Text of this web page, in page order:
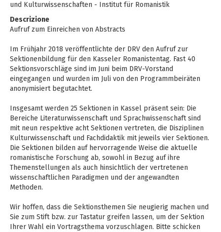
und Kulturwissenschaften - Institut für Romanistik
Descrizione
Aufruf zum Einreichen von Abstracts
Im Frühjahr 2018 veröffentlichte der DRV den Aufruf zur
Sektionenbildung für den Kasseler Romanistentag. Fast 40
Sektionsvorschläge sind im Juni beim DRV-Vorstand
eingegangen und wurden im Juli von den Programmbeiräten
anonymisiert begutachtet.
Insgesamt werden 25 Sektionen in Kassel präsent sein: Die
Bereiche Literaturwissenschaft und Sprachwissenschaft sind
mit neun respektive acht Sektionen vertreten, die Disziplinen
Kulturwissenschaft und Fachdidaktik mit jeweils vier Sektionen.
Die Sektionen bilden auf hervorragende Weise die aktuelle
romanistische Forschung ab, sowohl in Bezug auf ihre
Themenstellungen als auch hinsichtlich der vertretenen
wissenschaftlichen Paradigmen und der angewandten
Methoden.
Wir hoffen, dass die Sektionsthemen Sie neugierig machen und
Sie zum Stift bzw. zur Tastatur greifen lassen, um der Sektion
Ihrer Wahl ein Vortragsthema vorzuschlagen. Bitte schicken